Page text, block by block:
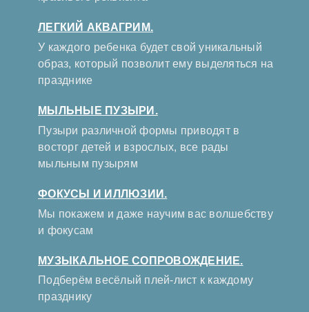
ЛЕГКИЙ АКВАГРИМ.
У каждого ребенка будет свой уникальный
образ, который позволит ему выделяться на
празднике
МЫЛЬНЫЕ ПУЗЫРИ.
Пузыри различной формы приводят в
восторг детей и взрослых, все рады
мыльным пузырям
ФОКУСЫ И ИЛЛЮЗИИ.
Мы покажем и даже научим вас волшебству
и фокусам
МУЗЫКАЛЬНОЕ СОПРОВОЖДЕНИЕ.
Подберём весёлый плей-лист к каждому
празднику